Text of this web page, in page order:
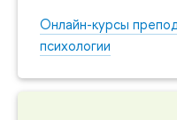
Онлайн-курсы
психологии